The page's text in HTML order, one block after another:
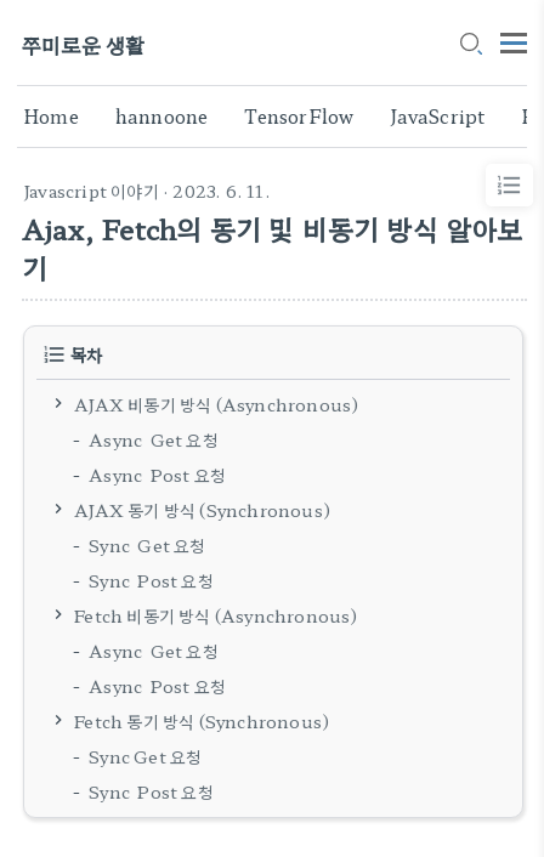
쭈미로운 생활
Home hannoone TensorFlow JavaScript
Javascript 이야기 · 2023. 6. 11.
Ajax, Fetch의 동기 및 비동기 방식 알아보
기
목차
AJAX 비동기 방식 (Asynchronous)
Async Get 요청
Async Post 요청
AJAX 동기 방식 (Synchronous)
Sync Get 요청
Sync Post 요청
Fetch 비동기 방식 (Asynchronous)
Async Get 요청
Async Post 요청
Fetch 동기 방식 (Synchronous)
Sync Get 요청
Sync Post 요청